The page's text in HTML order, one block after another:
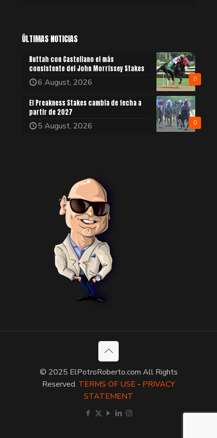
ÚLTIMAS NOTICIAS
0
Buttah con Castellano el más
consistente del John Morrissey Stakes
6 August, 2026
0
El Preakness Stakes cambia de fecha a
partir de 2027
5 August, 2026
© 2025 ElPotroRoberto.com All Rights
Reserved. TERMS OF USE - PRIVACY
STATEMENT